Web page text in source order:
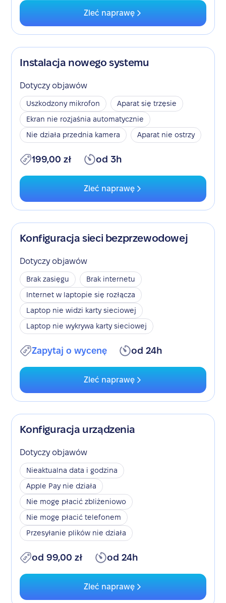
Zleć naprawę
Instalacja nowego systemu
Dotyczy objawów
Uszkodzony mikrofon
Aparat się trzęsie
Ekran nie rozjaśnia automatycznie
Nie działa przednia kamera
Aparat nie ostrzy
199,00 zł od 3h
Zleć naprawę
Konfiguracja sieci bezprzewodowej
Dotyczy objawów
Brak zasięgu
Brak internetu
Internet w laptopie się rozłącza
Laptop nie widzi karty sieciowej
Laptop nie wykrywa karty sieciowej
Zapytaj o wycenę od 24h
Zleć naprawę
Konfiguracja urządzenia
Dotyczy objawów
Nieaktualna data i godzina
Apple Pay nie działa
Nie mogę płacić zbliżeniowo
Nie mogę płacić telefonem
Przesyłanie plików nie działa
od 99,00 zł od 24h
Zleć naprawę